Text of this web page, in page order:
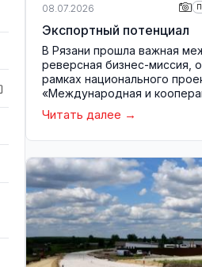
08.07.2026
Экспортный потенциал
В Рязани прошла важная
реверсная бизнес-миссия,
рамках национального
«Международная и
Читать далее